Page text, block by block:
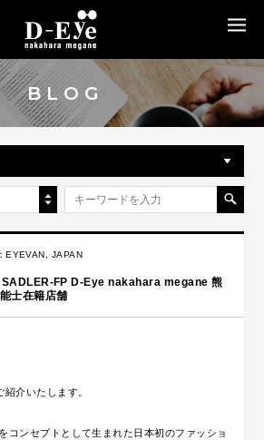
BLOG
EYEVAN JAPAN
SADLER-FP D-Eye nakahara megane 熊
士在籍店舗
介いたします。
コンセプトとして生まれた日本初のファッショ